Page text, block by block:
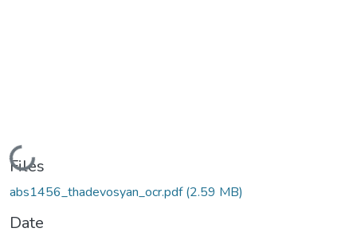
Loading...
Files
abs1456_thadevosyan_ocr.pdf(2.59 MB)
Date